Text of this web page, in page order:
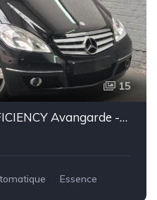
15
Mercedes A160 BlueEFFICIENCY Avangarde -essence euro 5-2010-106.000km-Top état -Garantie
Essence